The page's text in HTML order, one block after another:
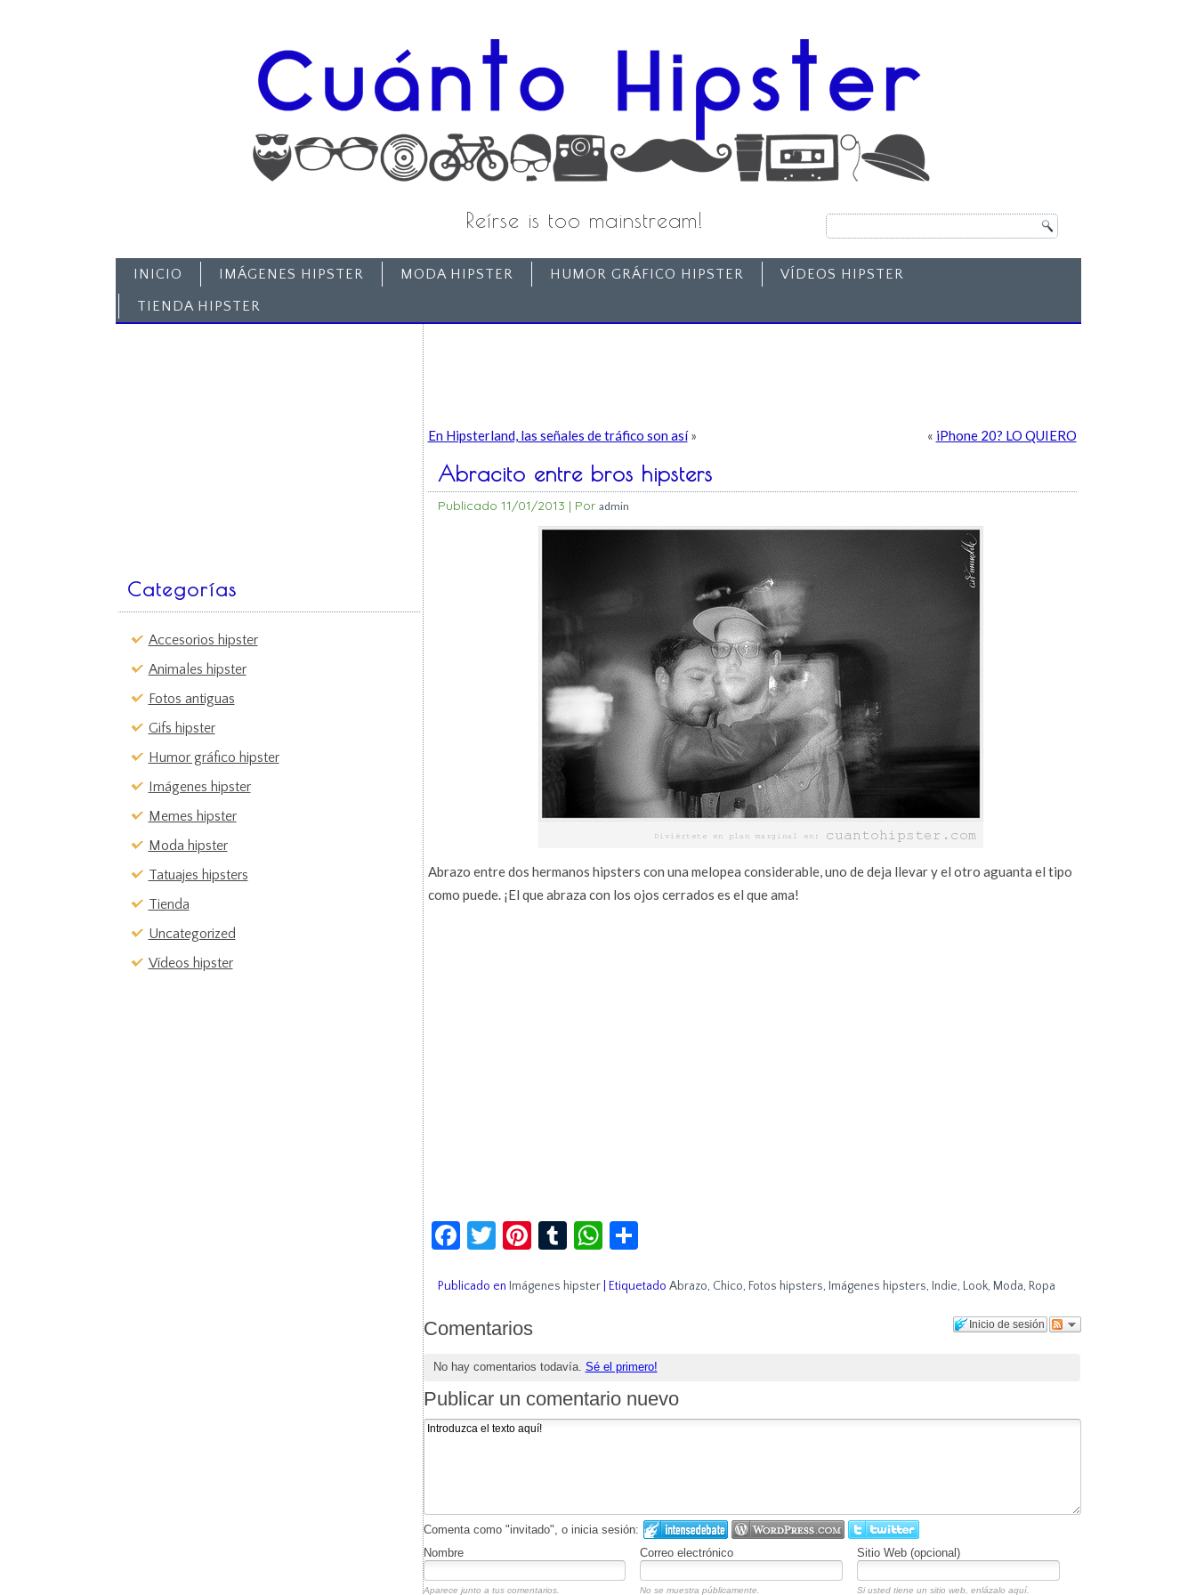
Reírse is too mainstream!
INICIO IMÁGENES HIPSTER MODA HIPSTER HUMOR GRÁFICO HIPSTER
VÍDEOS HIPSTER
TIENDA HIPSTER
Categorías
Accesorios hipster
Animales hipster
Fotos antiguas
Gifs hipster
Humor gráfico hipster
Imágenes hipster
Memes hipster
Moda hipster
Tatuajes hipsters
Tienda
Uncategorized
Vídeos hipster
En Hipsterland, las señales de tráfico son así» « iPhone 20? LO QUIERO
Abracito entre bros hipsters
Publicado 11/01/2013 | Por admin
Abrazo entre dos hermanos hipsters con una melopea considerable, uno de deja llevar y el otro aguanta el tipo
como puede. ¡El que abraza con los ojos cerrados es el que ama!
Facebook
Twitter
Pinterest
TumblrWhatsApp
Compartir
Publicado en Imágenes hipster| Etiquetado Abrazo, Chico, Fotos hipsters, Imágenes hipsters, Indie, Look, Moda, Ropa
Inicio de sesión
Comentarios
No hay comentarios todavía. Sé el primero!
Publicar un comentario nuevo
Comenta como "invitado", o inicia sesión:
Nombre
Correo electrónico Sitio Web (opcional)
Aparece junto a tus comentarios. No se muestra públicamente. Si usted tiene un sitio web, enlázalo aquí.